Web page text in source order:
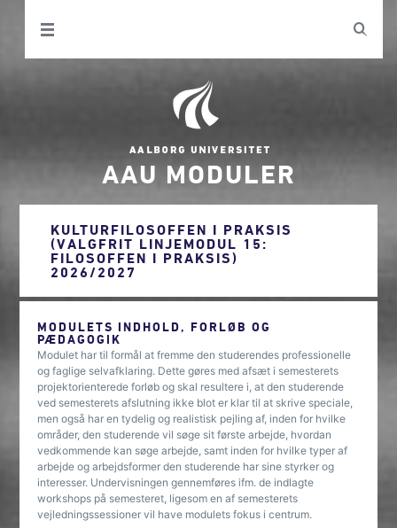
AAU MODULER
KULTURFILOSOFFEN I PRAKSIS
(VALGFRIT LINJEMODUL 15:
FILOSOFFEN I PRAKSIS)
2026/2027
MODULETS INDHOLD, FORLØB OG
PÆDAGOGIK
Modulet har til formål at fremme den studerendes professionelle
og faglige selvafklaring. Dette gøres med afsæt i semesterets
projektorienterede forløb og skal resultere i, at den studerende
ved semesterets afslutning ikke blot er klar til at skrive speciale,
men også har en tydelig og realistisk pejling af, inden for hvilke
områder, den studerende vil søge sit første arbejde, hvordan
vedkommende kan søge arbejde, samt inden for hvilke typer af
arbejde og arbejdsformer den studerende har sine styrker og
interesser. Undervisningen gennemføres ifm. de indlagte
workshops på semesteret, ligesom en af semesterets
vejledningssessioner vil have modulets fokus i centrum.